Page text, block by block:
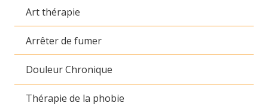
Art thérapie
Arrêter de fumer
Douleur Chronique
Thérapie de la phobie